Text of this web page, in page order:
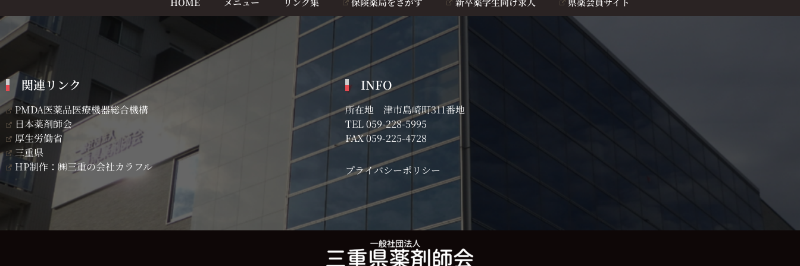
関連リンク
PMDA医薬品医療機器総合機構
日本薬剤師会
厚生労働省
三重県
HP制作：㈱三重の会社カラフル
INFO
所在地 津市島崎町311番地
TEL059-228-5995
FAX 059-225-4728
プライバシーポリシー